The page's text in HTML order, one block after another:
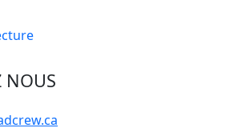
NOUS